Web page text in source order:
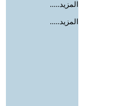
المزيد.....
المزيد.....